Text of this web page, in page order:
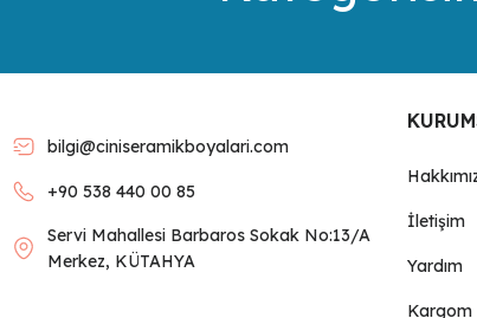
bilgi@ciniseramikboyalari.com
+90 538 440 00 85
Servi Mahallesi Barbaros Sokak No:13/A
Merkez, KÜTAHYA
İletişim
Yardım
Kargom